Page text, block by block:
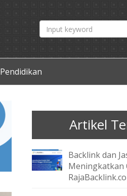
Pendidikan
Artikel
Backlink dan
Meningkatkan